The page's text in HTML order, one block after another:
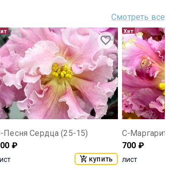
Смотреть все
Песня Сердца (25-15)
₽
купить
Хит
С-
700 ₽
лист